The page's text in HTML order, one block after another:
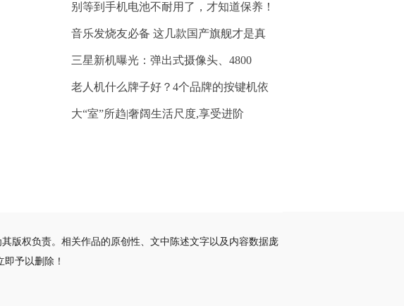
别等到手机电池不耐用了，才知道保养！
音乐发烧友必备 这几款国产旗舰才是真
三星新机曝光：弹出式摄像头、4800
老人机什么牌子好？4个品牌的按键机依
大“室”所趋|奢阔生活尺度,享受进阶
版权负责。相关作品的原创性、文中陈述文字以及内容数据庞
予以删除！